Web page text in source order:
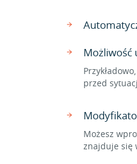
Możliwość
przed
Możesz
znajduje się